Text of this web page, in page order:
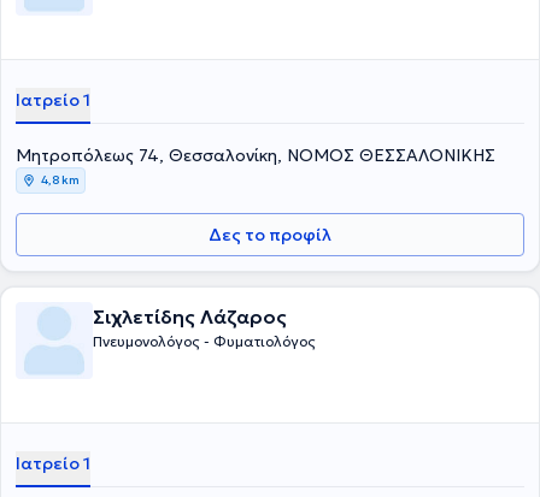
Ιατρείο 1
Μητροπόλεως 74, Θεσσαλονίκη, ΝΟΜΟΣ ΘΕΣΣΑΛΟΝΙΚΗΣ
4,8 km
Δες το προφίλ
Σιχλετίδης Λάζαρος
Πνευμονολόγος - Φυματιολόγος
Ιατρείο 1